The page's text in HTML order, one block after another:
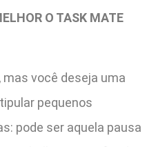
O TASK MATE
mas você deseja uma
pequenos
pode ser aquela pausa